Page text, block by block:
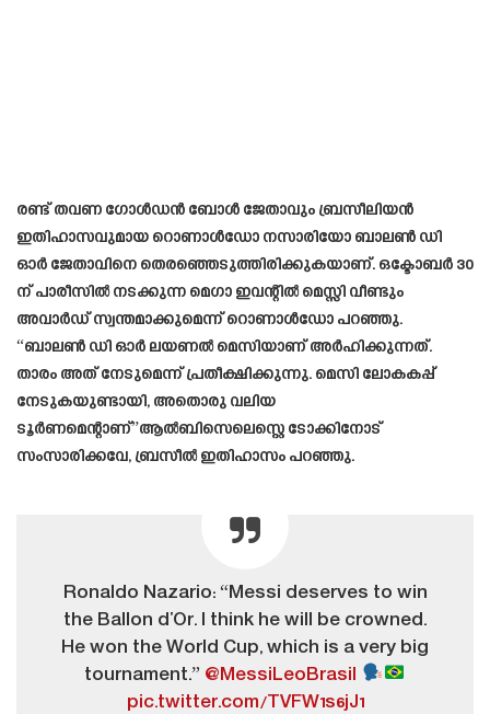
രണ്ട് തവണ ഗോൾഡൻ ബോൾ ജേതാവും ബ്രസീലിയൻ
ഇതിഹാസവുമായ റൊണാൾഡോ നസാരിയോ ബാലൺ ഡി
ഓർ ജേതാവിനെ തെരഞ്ഞെടുത്തിരിക്കുകയാണ്. ഒക്ടോബർ 30
ന് പാരീസിൽ നടക്കുന്ന മെഗാ ഇവന്റിൽ മെസ്സി വീണ്ടും
അവാർഡ് സ്വന്തമാക്കുമെന്ന് റൊണാൾഡോ പറഞ്ഞു.
“ബാലൺ ഡി ഓർ ലയണൽ മെസിയാണ് അർഹിക്കുന്നത്.
താരം അത് നേടുമെന്ന് പ്രതീക്ഷിക്കുന്നു. മെസി ലോകകപ്പ്
നേടുകയുണ്ടായി, അതൊരു വലിയ
ടൂർണമെന്റാണ്”ആൽബിസെലെസ്റ്റെ ടോക്കിനോട്
സംസാരിക്കവേ, ബ്രസീൽ ഇതിഹാസം പറഞ്ഞു.
Ronaldo Nazario: “Messi deserves to win
the Ballon d’Or. I think he will be crowned.
He won the World Cup, which is a very big
tournament.” @MessiLeoBrasil
pic.twitter.com/TVFW1s6jJ1